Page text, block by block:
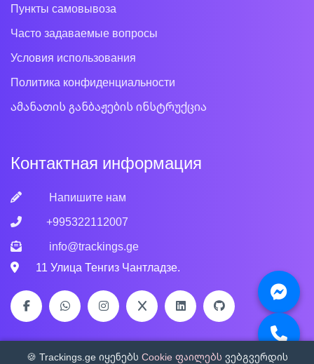
Пункты самовывоза
Часто задаваемые вопросы
Условия использования
Политика конфиденциальности
ამანათის განბაჟების ინსტრუქცია
Контактная информация
Напишите нам
+995322112007
info@trackings.ge
11 Улица Тенгиз Чантладзе.
🍪 Trackings.ge იყენებს Cookie ფაილებს ვებგვერდის